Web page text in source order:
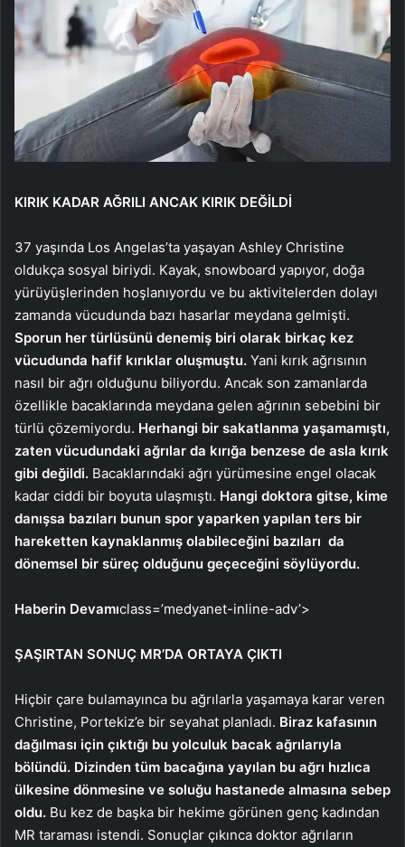
KIRIK KADAR AĞRILI ANCAK KIRIK DEĞİLDİ
37 yaşında Los Angelas’ta yaşayan Ashley Christine
oldukça sosyal biriydi. Kayak, snowboard yapıyor, doğa
yürüyüşlerinden hoşlanıyordu ve bu aktivitelerden dolayı
zamanda vücudunda bazı hasarlar meydana gelmişti.
Sporun her türlüsünü denemiş biri olarak birkaç kez
vücudunda hafif kırıklar oluşmuştu. Yani kırık ağrısının
nasıl bir ağrı olduğunu biliyordu. Ancak son zamanlarda
özellikle bacaklarında meydana gelen ağrının sebebini bir
türlü çözemiyordu. Herhangi bir sakatlanma yaşamamıştı,
zaten vücudundaki ağrılar da kırığa benzese de asla kırık
gibi değildi. Bacaklarındaki ağrı yürümesine engel olacak
kadar ciddi bir boyuta ulaşmıştı. Hangi doktora gitse, kime
danışsa bazıları bunun spor yaparken yapılan ters bir
hareketten kaynaklanmış olabileceğini bazıları da
dönemsel bir süreç olduğunu geçeceğini söylüyordu.
Haberin Devamıclass=’medyanet-inline-adv’>
ŞAŞIRTAN SONUÇ MR’DA ORTAYA ÇIKTI
Hiçbir çare bulamayınca bu ağrılarla yaşamaya karar veren
Christine, Portekiz’e bir seyahat planladı. Biraz kafasının
dağılması için çıktığı bu yolculuk bacak ağrılarıyla
bölündü. Dizinden tüm bacağına yayılan bu ağrı hızlıca
ülkesine dönmesine ve soluğu hastanede almasına sebep
oldu. Bu kez de başka bir hekime görünen genç kadından
MR taraması istendi. Sonuçlar çıkınca doktor ağrıların